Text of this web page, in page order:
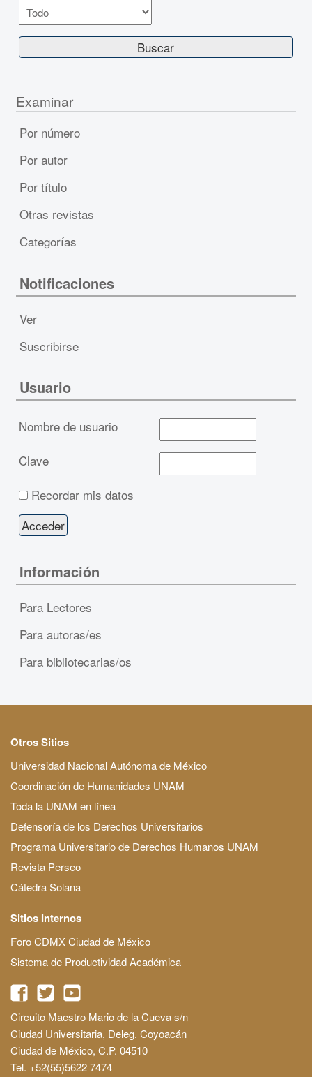
Examinar
Por número
Por autor
Por título
Otras revistas
Categorías
Notificaciones
Ver
Suscribirse
Usuario
Nombre de usuario
Clave
Recordar mis datos
Información
Para Lectores
Para autoras/es
Para bibliotecarias/os
Otros Sitios
Universidad Nacional Autónoma de México
Coordinación de Humanidades UNAM
Toda la UNAM en línea
Defensoría de los Derechos Universitarios
Programa Universitario de Derechos Humanos UNAM
Revista Perseo
Cátedra Solana
Sitios Internos
Foro CDMX Ciudad de México
Sistema de Productividad Académica
Circuito Maestro Mario de la Cueva s/n
Ciudad Universitaria, Deleg. Coyoacán
Ciudad de México, C.P. 04510
Tel. +52(55)5622 7474